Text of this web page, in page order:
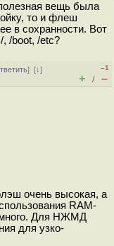
вещь была
то и флеш
в сохранности. Вот
, /boot, /etc?
][↓]
–1
+ / –
очень высокая, а
RAM-
Для НЖМД
для узко-